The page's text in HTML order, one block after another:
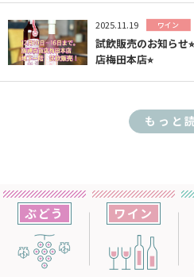
2025.11.19 ワイン
試飲販売のお知ら
店梅田本店⭐︎
もっと
ぶどう ワイン